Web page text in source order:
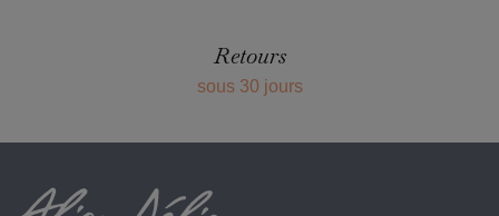
Retours
sous 30 jours